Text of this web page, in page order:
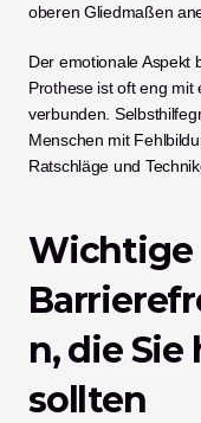
oberen Gliedmaßen
Der emotionale Aspekt
Prothese ist oft eng mit
verbunden.
Menschen mit
Ratschläge und
Wichtige
n, die
sollten